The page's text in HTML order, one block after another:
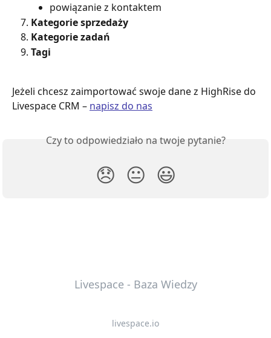
powiązanie z kontaktem
Kategorie sprzedaży
Kategorie zadań
Tagi
Jeżeli chcesz zaimportować swoje dane z HighRise do
Livespace CRM – napisz do nas
Czy to odpowiedziało na twoje pytanie?
😞 😐 😃
Livespace - Baza Wiedzy
livespace.io